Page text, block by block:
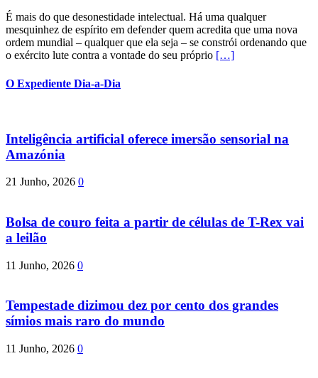
É mais do que desonestidade intelectual. Há uma qualquer
mesquinhez de espírito em defender quem acredita que uma nova
ordem mundial – qualquer que ela seja – se constrói ordenando que
o exército lute contra a vontade do seu próprio […]
O Expediente Dia-a-Dia
Inteligência artificial oferece imersão sensorial na
Amazónia
21 Junho, 2026 0
Bolsa de couro feita a partir de células de T-Rex vai
a leilão
11 Junho, 2026 0
Tempestade dizimou dez por cento dos grandes
símios mais raro do mundo
11 Junho, 2026 0